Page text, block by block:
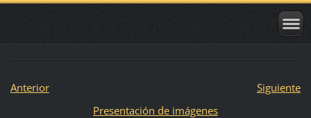
Anterior
Siguiente
Presentación de imágenes